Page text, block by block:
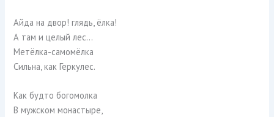
Айда на двор! глядь, ёлка!
А там и целый лес…
Метёлка-самомёлка
Сильна, как Геркулес.
Как будто богомолка
В мужском монастыре,